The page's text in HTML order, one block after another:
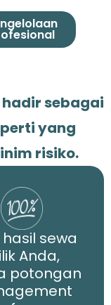
hadir sebagai
yang
risiko.
hasil sewa
Anda,
potongan